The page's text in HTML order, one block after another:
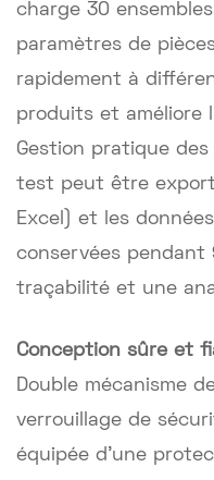
charge 30
paramètres de
rapidement à
produits et améliore
Gestion pratique
test peut être
Excel) et les
conservées pendant
traçabilité et une
Conception sûre et
Double mécanisme
verrouillage de
équipée d'une